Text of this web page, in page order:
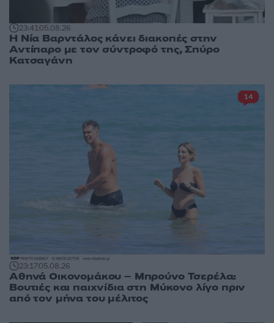
23:4105.08.26
Η Νία Βαρντάλος κάνει διακοπές στην
Αντίπαρο με τον σύντροφό της, Σπύρο
Κατσαγάνη
23:1705.08.26
Αθηνά Οικονομάκου – Μπρούνο Τσερέλα:
Βουτιές και παιχνίδια στη Μύκονο λίγο πριν
από τον μήνα του μέλιτος
14